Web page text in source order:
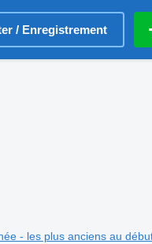
/ Enregistrement
- les plus anciens au